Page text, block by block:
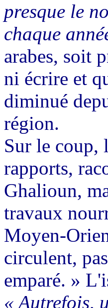
presque le
chaque
arabes, soit
ni écrire et
diminué
région.
Sur le coup,
rapports,
Ghalioun,
travaux
Moyen-
circulent,
emparé. »
« Autrefois,